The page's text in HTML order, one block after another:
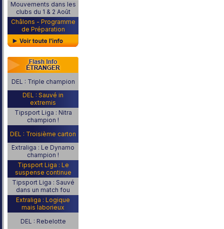
Mouvements dans les
clubs du 1 & 2 Août
Châlons - Programme
de Préparation
DEL : Triple champion
DEL : Sauvé in
extremis
Tipsport Liga : Nitra
champion !
DEL : Troisième carton
Extraliga : Le Dynamo
champion !
Tipsport Liga : Le
suspense continue
Tipsport Liga : Sauvé
dans un match fou
Extraliga : Logique
mais laborieux
DEL : Rebelotte